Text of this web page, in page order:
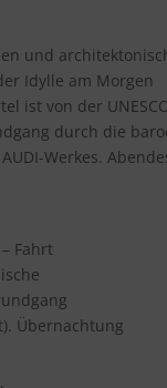
und
Idylle am Morgen
ist von der
durch die
Werkes.
Fahrt
Übernachtung